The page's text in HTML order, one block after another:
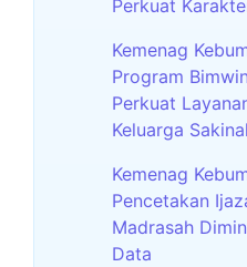
Perkuat
Kemenag
Program
Perkuat
Keluarga
Kemenag
Pencetakan
Madrasah
Data